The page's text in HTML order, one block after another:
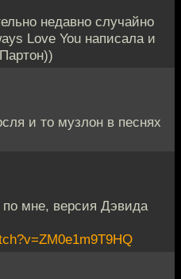
недавно случайно
Love You написала и
и то музлон в песнях
мне, версия Дэвида